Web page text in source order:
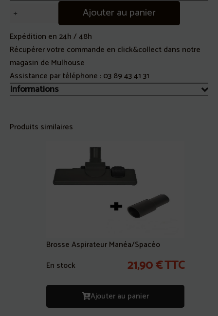
quantité
Brosse
parquet
Aspirateur
Diam
32
ou
Ajouter au panier
Expédition en 24h / 48h
Récupérer votre commande en click&collect dans notre
magasin de Mulhouse
Assistance par téléphone :03 89 43 41 31
Informations
Produits similaires
Brosse Aspirateur Manéa/Spacéo
En stock
21,90€TTC
Ajouter au panier